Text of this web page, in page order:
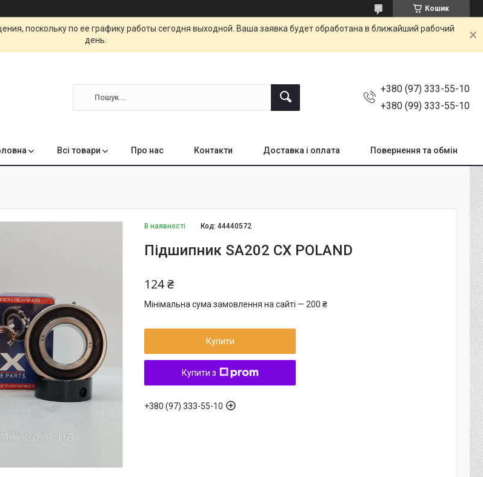
Кошик
поскольку по ее графику работы сегодня выходной. Ваша заявка будет обработана в ближайший рабочий
день.
+380 (97) 333-55-10
+380 (99) 333-55-10
Всі товари Про нас Контакти Доставка і оплата Повернення та обмін
В наявності Код:44440572
Підшипник SA202 CX POLAND
124 ₴
Мінімальна сума замовлення на сайті — 200 ₴
Купити
Купити з
+380 (97) 333-55-10